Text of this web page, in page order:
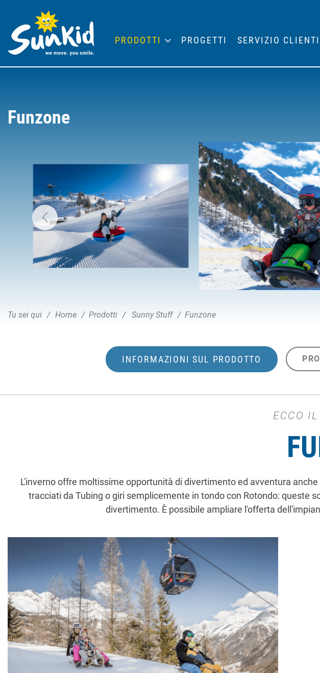
Funzone
Tu sei qui Home Prodotti Sunny Stuff Funzone
INFORMAZIONI SUL PRODOTTO
ECCO
L'inverno offre moltissime opportunità di divertimento ed avventura
tracciati da Tubing o giri semplicemente in tondo con Rotondo: queste
divertimento. È possibile ampliare l'offerta
PRODOTTI PROGETTI SERVIZIO CLIENTI